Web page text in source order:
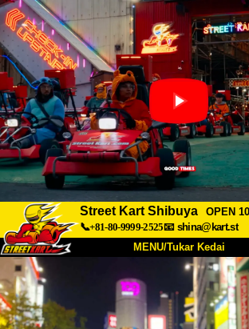
Street Kart Shibuya
OPEN
📞+81-80-9999-2525📧 shina@kart.st
MENU/Tukar Kedai
UTAMA
Tentang Spesifikasi